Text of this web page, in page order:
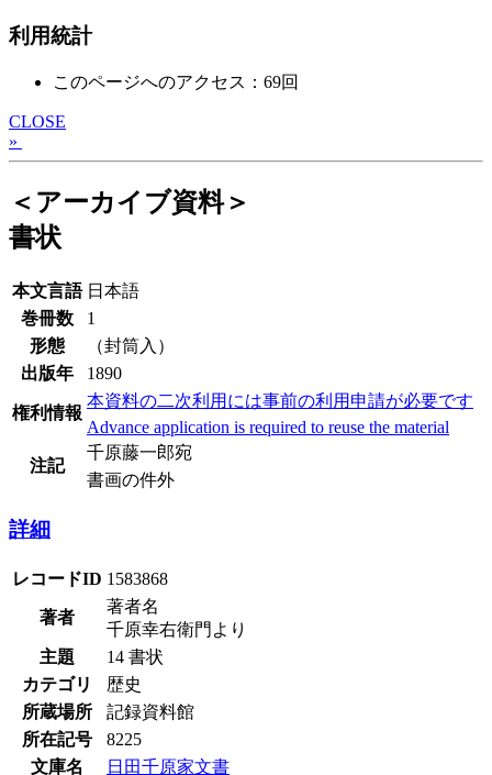
利用統計
このページへのアクセス：69回
CLOSE
»
＜アーカイブ資料＞
書状
本文言語 日本語
巻冊数
1
形態
（封筒入）
出版年
1890
権利情報
本資料の二次利用には事前の利用申請が必要です
Advance application is required to reuse the material
注記
千原藤一郎宛
書画の件外
詳細
レコードID 1583868
著者
著者名
千原幸右衛門より
主題
14 書状
カテゴリ
歴史
所蔵場所
記録資料館
所在記号
8225
文庫名
日田千原家文書